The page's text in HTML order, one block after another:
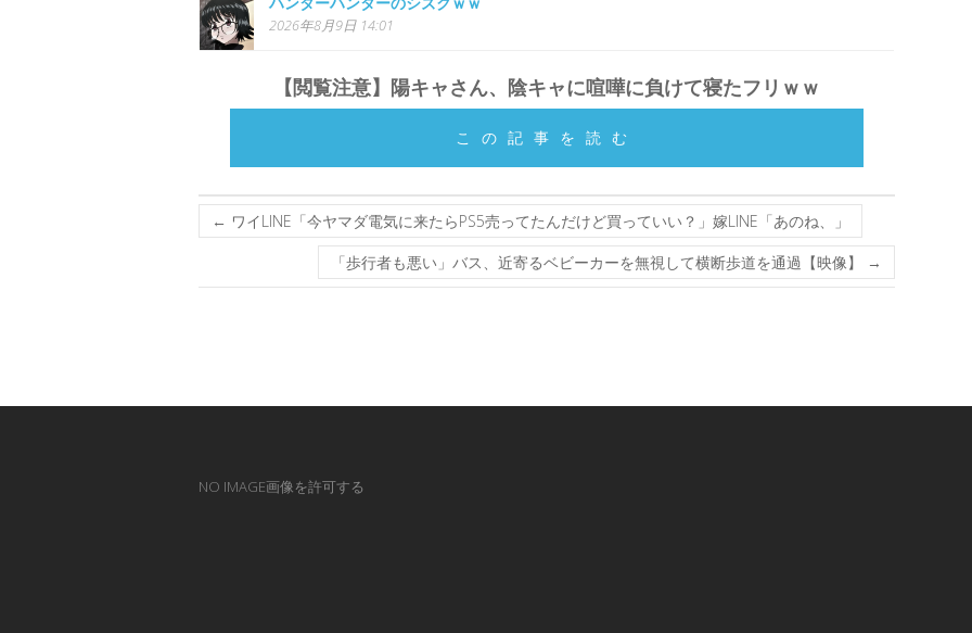
2026年8月9日 14:01
【閲覧注意】陽キャさん、陰キャに喧嘩に負けて寝たフリｗｗ
この記事を読む
← ワイLINE「今ヤマダ電気に来たらPS5売ってたんだけど買っていい？」嫁LINE「あのね、」
「歩行者も悪い」バス、近寄るベビーカーを無視して横断歩道を通過【映像】
→
NO IMAGE画像を許可する